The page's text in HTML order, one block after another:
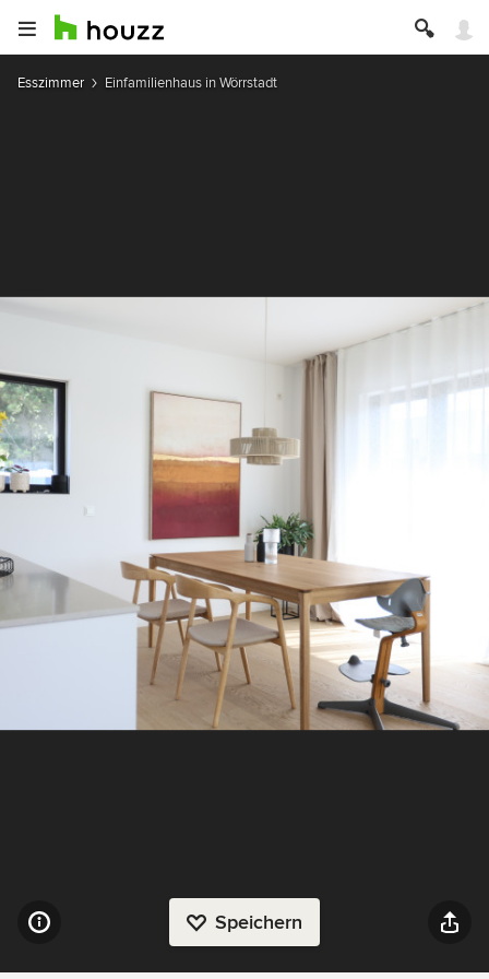
Esszimmer Einfamilienhaus in Wörrstadt
Speichern